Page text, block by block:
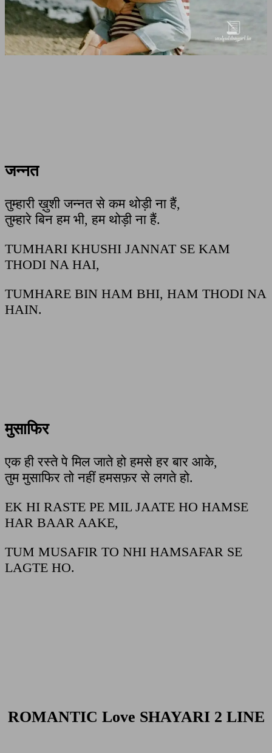
जन्नत
तुम्हारी ख़ुशी जन्नत से कम थोड़ी ना हैं,
तुम्हारे बिन हम भी, हम थोड़ी ना हैं.
TUMHARI KHUSHI JANNAT SE KAM
THODI NA HAI,
TUMHARE BIN HAM BHI, HAM THODI NA
HAIN.
मुसाफिर
एक ही रस्ते पे मिल जाते हो हमसे हर बार आके,
तुम मुसाफिर तो नहीं हमसफ़र से लगते हो.
EK HI RASTE PE MIL JAATE HO HAMSE
HAR BAAR AAKE,
TUM MUSAFIR TO NHI HAMSAFAR SE
LAGTE HO.
ROMANTIC Love SHAYARI 2 LINE